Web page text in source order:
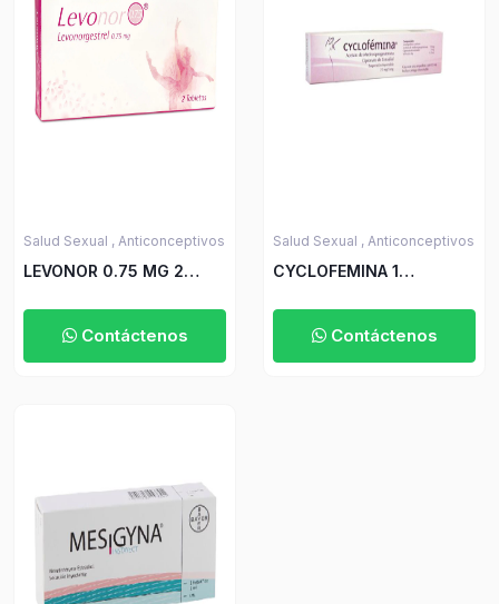
Salud Sexual , Anticonceptivos
LEVONOR 0.75 MG 2
Contáctenos
Salud Sexual , Anticonceptivos
CYCLOFEMINA 1
JERINGA(M)5417
Contáctenos